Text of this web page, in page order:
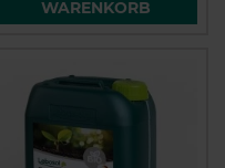
WARENKORB